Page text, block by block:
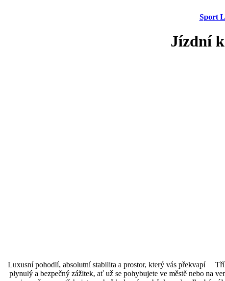
Sport
Jízdní
Luxusní pohodlí, absolutní stabilita a prostor, který vás překvapí
plynulý a bezpečný zážitek, ať už se pohybujete ve městě nebo na